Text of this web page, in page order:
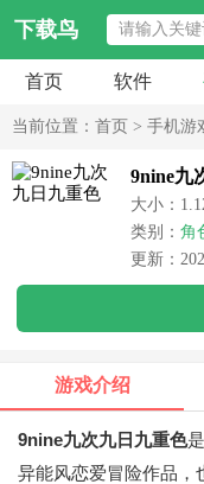
下载鸟
首页 软件
当前位置： 首页 > 手机游
9nine九
大小：
类别： 角
更新：
游戏介绍
9nine九次九日九重色
异能风恋爱冒险作品，